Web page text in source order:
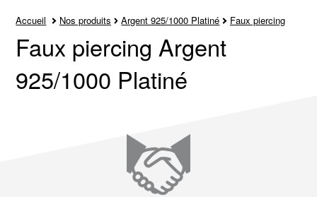
Accueil Nos produits Argent 925/1000 Platiné Faux piercing
Faux piercing Argent
925/1000 Platiné